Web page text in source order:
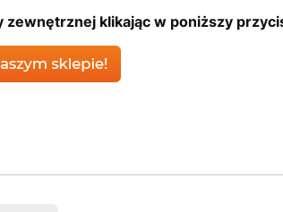
zewnętrznej klikając w poniższy